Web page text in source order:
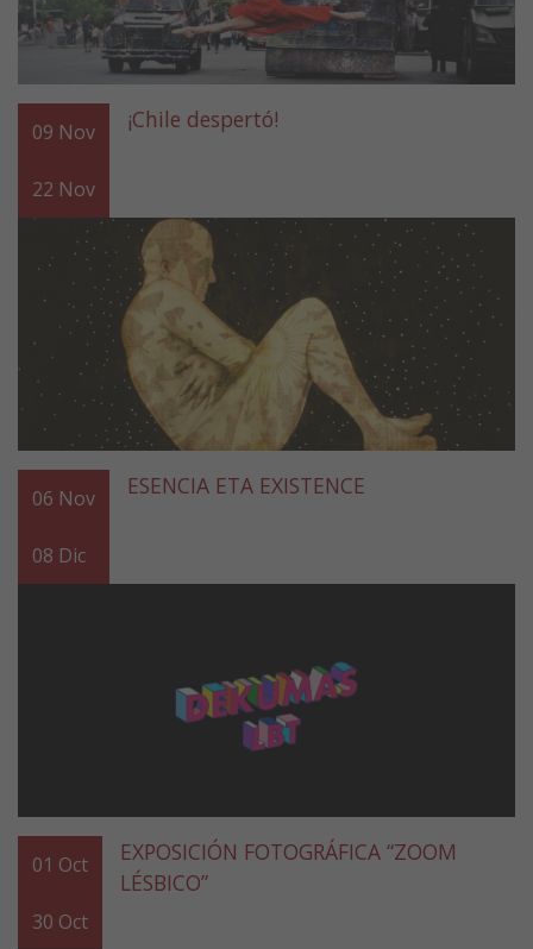
09 Nov
22 Nov
¡Chile despertó!
06 Nov
08 Dic
ESENCIA ETA EXISTENCE
01 Oct
30 Oct
EXPOSICIÓN FOTOGRÁFICA “ZOOM
LÉSBICO”